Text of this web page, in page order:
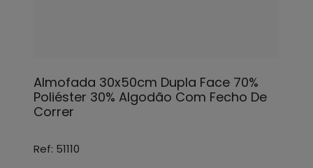
Almofada 30x50cm Dupla Face 70%
Poliéster 30% Algodão Com Fecho De
Correr
Ref: 51110